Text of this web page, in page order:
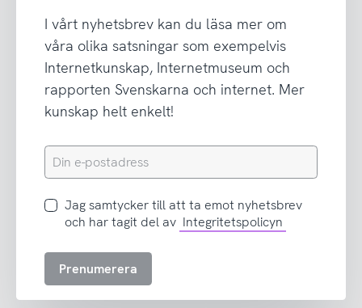
I vårt nyhetsbrev kan du läsa mer om
våra olika satsningar som exempelvis
Internetkunskap, Internetmuseum och
rapporten Svenskarna och internet. Mer
kunskap helt enkelt!
Din
e-
Jag
samtycker
att
Jag samtycker till att ta emot nyhetsbrev
och har tagit del av Integritetspolicyn
Prenumerera